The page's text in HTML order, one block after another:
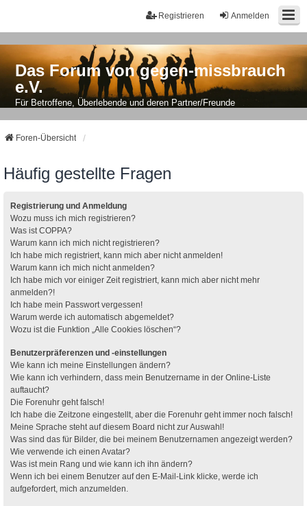
Anmelden
Registrieren
Das Forum von gegen-missbrauch
e.V.
Für Betroffene, Überlebende und deren Partner/Freunde
Foren-Übersicht
Häufig gestellte Fragen
Registrierung und Anmeldung
Wozu muss ich mich registrieren?
Was ist COPPA?
Warum kann ich mich nicht registrieren?
Ich habe mich registriert, kann mich aber nicht anmelden!
Warum kann ich mich nicht anmelden?
Ich habe mich vor einiger Zeit registriert, kann mich aber nicht mehr
anmelden?!
Ich habe mein Passwort vergessen!
Warum werde ich automatisch abgemeldet?
Wozu ist die Funktion „Alle Cookies löschen“?
Benutzerpräferenzen und -einstellungen
Wie kann ich meine Einstellungen ändern?
Wie kann ich verhindern, dass mein Benutzername in der Online-Liste
auftaucht?
Die Forenuhr geht falsch!
Ich habe die Zeitzone eingestellt, aber die Forenuhr geht immer noch falsch!
Meine Sprache steht auf diesem Board nicht zur Auswahl!
Was sind das für Bilder, die bei meinem Benutzernamen angezeigt werden?
Wie verwende ich einen Avatar?
Was ist mein Rang und wie kann ich ihn ändern?
Wenn ich bei einem Benutzer auf den E-Mail-Link klicke, werde ich
aufgefordert, mich anzumelden.